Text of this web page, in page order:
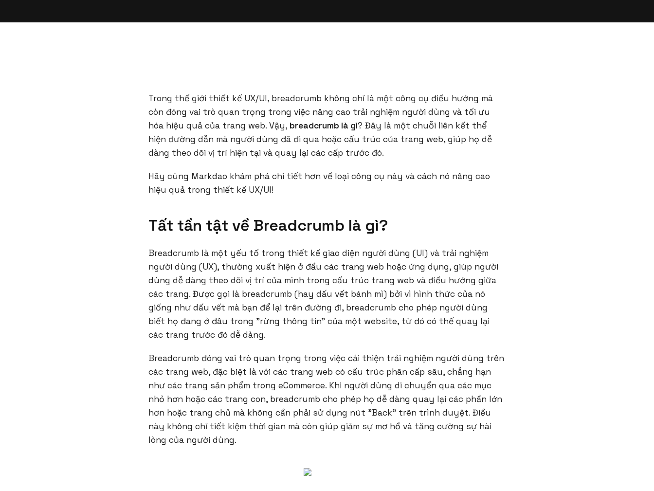
Trong thế giới thiết kế UX/UI, breadcrumb không chỉ là một công cụ điều hướng mà
còn đóng vai trò quan trọng trong việc nâng cao trải nghiệm người dùng và tối ưu
hóa hiệu quả của trang web. Vậy, breadcrumb là gì? Đây là một chuỗi liên kết thể
hiện đường dẫn mà người dùng đã đi qua hoặc cấu trúc của trang web, giúp họ dễ
dàng theo dõi vị trí hiện tại và quay lại các cấp trước đó.
Hãy cùng Markdao khám phá chi tiết hơn về loại công cụ này và cách nó nâng cao
hiệu quả trong thiết kế UX/UI!
Tất tần tật về Breadcrumb là gì?
Breadcrumb là một yếu tố trong thiết kế giao diện người dùng (UI) và trải nghiệm
người dùng (UX), thường xuất hiện ở đầu các trang web hoặc ứng dụng, giúp người
dùng dễ dàng theo dõi vị trí của mình trong cấu trúc trang web và điều hướng giữa
các trang. Được gọi là breadcrumb (hay dấu vết bánh mì) bởi vì hình thức của nó
giống như dấu vết mà bạn để lại trên đường đi, breadcrumb cho phép người dùng
biết họ đang ở đâu trong "rừng thông tin" của một website, từ đó có thể quay lại
các trang trước đó dễ dàng.
Breadcrumb đóng vai trò quan trọng trong việc cải thiện trải nghiệm người dùng trên
các trang web, đặc biệt là với các trang web có cấu trúc phân cấp sâu, chẳng hạn
như các trang sản phẩm trong eCommerce. Khi người dùng di chuyển qua các mục
nhỏ hơn hoặc các trang con, breadcrumb cho phép họ dễ dàng quay lại các phần lớn
hơn hoặc trang chủ mà không cần phải sử dụng nút "Back" trên trình duyệt. Điều
này không chỉ tiết kiệm thời gian mà còn giúp giảm sự mơ hồ và tăng cường sự hài
lòng của người dùng.